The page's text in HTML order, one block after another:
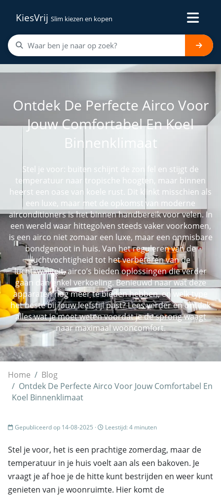
KiesVrij Slim kiezen en kopen
Ontdek De Perfecte Airco Voor
Jouw Comfortabel En Koel
Binnenklimaat
Stel je voor: buiten schijnt de zon fel en stijgt de
temperatuur naar tropische hoogten, maar binnen
heerst een oase van koele rust. Dit klinkt misschien als
een luxe, maar met de opkomst van moderne
airconditioners is het binnen handbereik voor velen. In
een wereld waar hittegolven steeds vaker voorkomen,
is een airco niet zomaar een luxe, maar een onmisbare
bondgenoot in huis. Van het reguleren van de
luchtvochtigheid tot het verbeteren van de
luchtkwaliteit, airco’s bieden oplossingen die verder
gaan dan enkel verkoeling. Benieuwd naar wat deze
apparaten nog meer te bieden hebben, en welk type
het beste bij jouw leefstijl past? Lees verder en ontdek
alles wat je moet weten voordat je de sprong waagt
naar maximaal wooncomfort.
Home
Blog
Ontdek De Perfecte Airco Voor Jouw Comfortabel En
Koel Binnenklimaat
Gepubliceerd op 14-08-2025 · Leestijd: 4 minuten
Stel je voor, het is een prachtige zomerdag, maar de
temperatuur in je huis voelt aan als een bakoven. Je
vraagt je af hoe je de hitte kunt bestrijden en weer kunt
genieten van je woonruimte. Hier komt de